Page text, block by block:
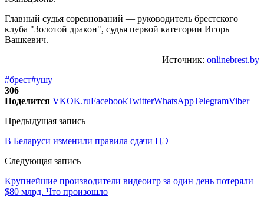
Главный судья соревнований — руководитель брестского
клуба "Золотой дракон", судья первой категории Игорь
Вашкевич.
Источник: onlinebrest.by
#брест#ушу
306
Поделится VKOK.ruFacebookTwitterWhatsAppTelegramViber
Предыдущая запись
В Беларуси изменили правила сдачи ЦЭ
Следующая запись
Крупнейшие производители видеоигр за один день потеряли
$80 млрд. Что произошло